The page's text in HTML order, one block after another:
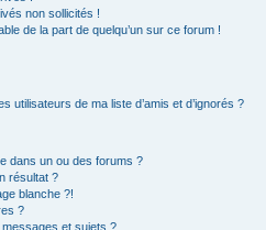
non sollicités !
de la part de quelqu’un sur ce forum !
utilisateurs de ma liste d’amis et d’ignorés ?
dans un ou des forums ?
résultat ?
blanche ?!
?
et sujets ?